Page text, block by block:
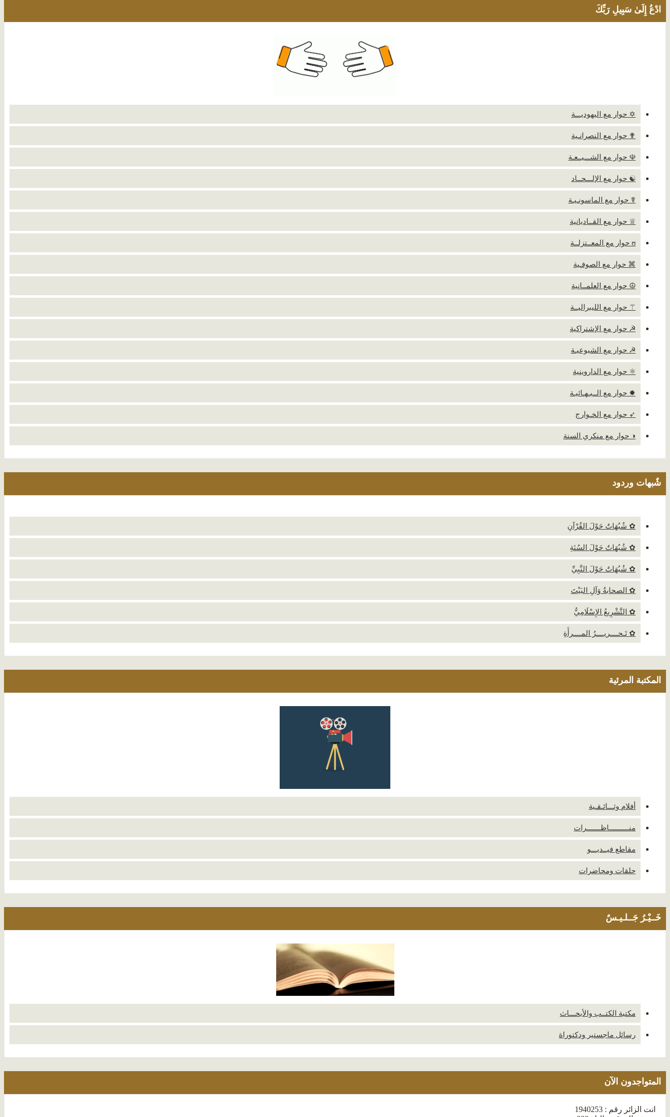
ادْعُ إِلَىٰ سَبِيلِ رَبِّكَ
✡ حوار مع اليهوديـــة
✟ حوار مع النصرانـية
☫ حوار مع الشـــيــعـة
☯ حوار مع الإلـــحــاد
☤ حوار مع الماسونـيـة
♕ حوار مع القــاديانية
ʊ حوار مع المعــتزلــة
⌘ حوار مع الصوفـية
☮ حوار مع العلمــانية
⚚ حوار مع الليبراليــة
☭ حوار مع الإشتراكية
☭ حوار مع الشيوعيـة
⚛ حوار مع الداروينية
✸ حوار مع الــبـهـائيـة
➶ حوار مع الخـوارج
◑ حوار مع منكري السنة
شٌبهات وردود
✿ شُبُهَاتٌ حَوْلَ القُرْآنِ
✿ شُبُهَاتٌ حَوْلَ السُنَةِ
✿ شُبُهَاتٌ حَوْلَ النَّبِيِّ
✿ الصحابةُ وَآلِ البَيْتَ
✿ التَّشْرِيعُ الإِسْلَامِيُّ
✿ تَـحــــريــــرُ المــــرأَةِ
المكتبة المرئية
أفلام وثـــائـقـية
منــــــــــاظـــــــرات
مقاطع فيــديـــو
حلقات ومحاضرات
خَــيْـرُ جَــلـيـسٌ
مكتبة الكتــب والأبحـــاث
رسائل ماجستير ودكتوراة
المتواجدون الآن
انت الزائر رقم : 1940253